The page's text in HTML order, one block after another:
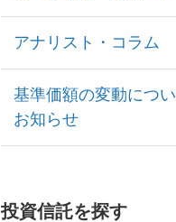
アナリスト・コラム
基準価額の変動につ
お知らせ
投資信託を探す